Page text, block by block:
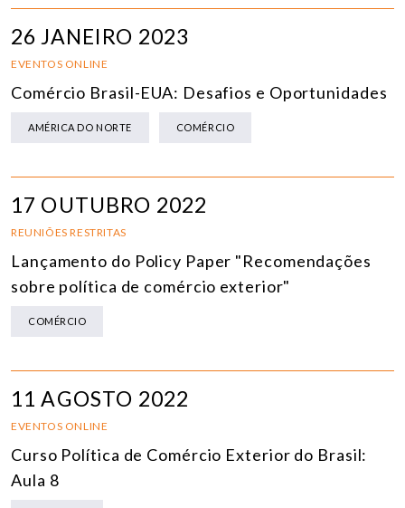
26 JANEIRO 2023
EVENTOS ONLINE
Comércio Brasil-EUA: Desafios e Oportunidades
AMÉRICA DO NORTE COMÉRCIO
17 OUTUBRO 2022
REUNIÕES RESTRITAS
Lançamento do Policy Paper "Recomendações
sobre política de comércio exterior"
COMÉRCIO
11 AGOSTO 2022
EVENTOS ONLINE
Curso Política de Comércio Exterior do Brasil:
Aula 8